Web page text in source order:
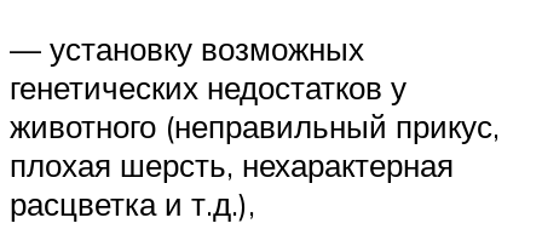
— установку возможных
генетических недостатков у
животного (неправильный прикус,
плохая шерсть, нехарактерная
расцветка и т.д.),